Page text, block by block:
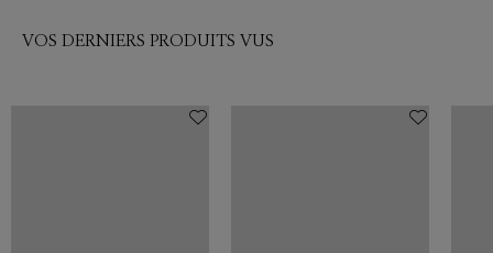
VOS DERNIERS PRODUITS VUS